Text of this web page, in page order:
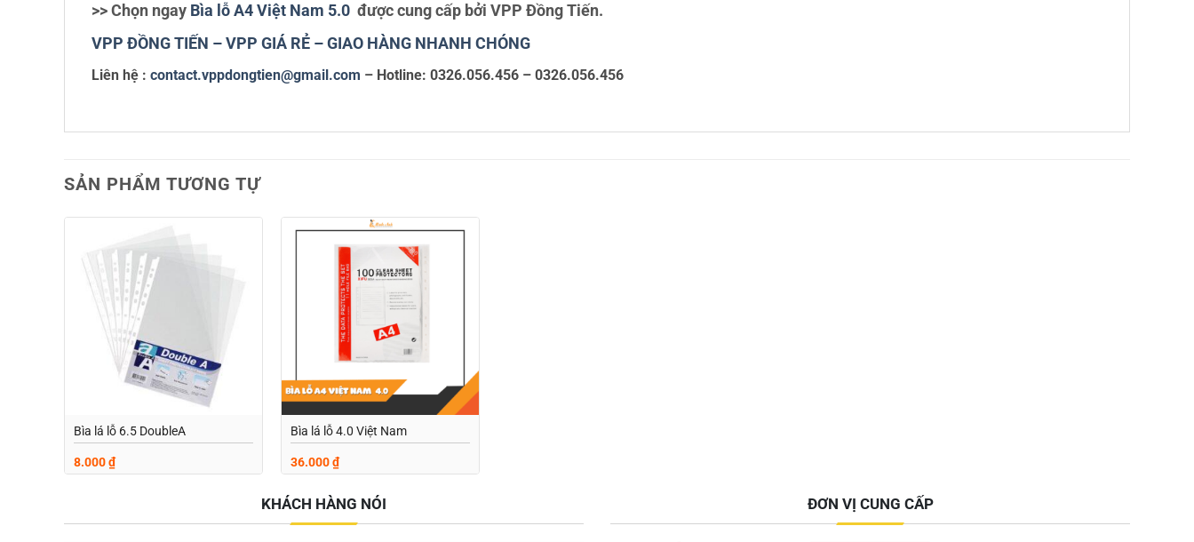
>> Chọn ngay Bìa lỗ A4 Việt Nam 5.0 được cung cấp bởi VPP Đồng Tiến.
VPP ĐỒNG TIẾN – VPP GIÁ RẺ – GIAO HÀNG NHANH CHÓNG
Liên hệ : contact.vppdongtien@gmail.com – Hotline: 0326.056.456 – 0326.056.456
SẢN PHẨM TƯƠNG TỰ
Bìa lá lỗ 6.5 DoubleA
8.000₫
Bìa lá lỗ 4.0 Việt Nam
36.000₫
KHÁCH HÀNG NÓI ĐƠN VỊ CUNG CẤP